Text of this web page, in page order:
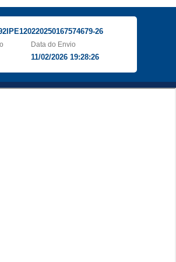
26
Data do Envio
11/02/2026 19:28:26